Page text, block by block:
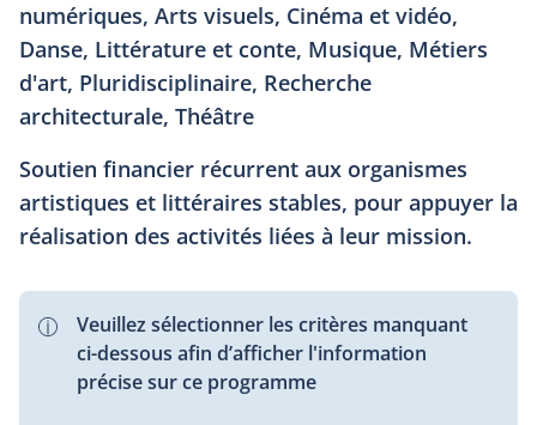
numériques, Arts visuels, Cinéma et vidéo,
Danse, Littérature et conte, Musique, Métiers
d'art, Pluridisciplinaire, Recherche
architecturale, Théâtre
Soutien financier récurrent aux organismes
artistiques et littéraires stables, pour appuyer la
réalisation des activités liées à leur mission.
Veuillez sélectionner les critères manquant
ci-dessous afin d’afficher l'information
précise sur ce programme